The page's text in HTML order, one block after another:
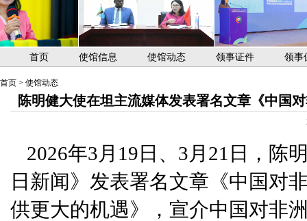
首页 使馆信息 使馆动态 领事证件 领事
首页 > 使馆动态
陈明健大使在坦主流媒体发表署名文章《中国
2026年3月19日、3月21日，陈
日新闻》发表署名文章《中国对
供更大的机遇》，宣介中国对非